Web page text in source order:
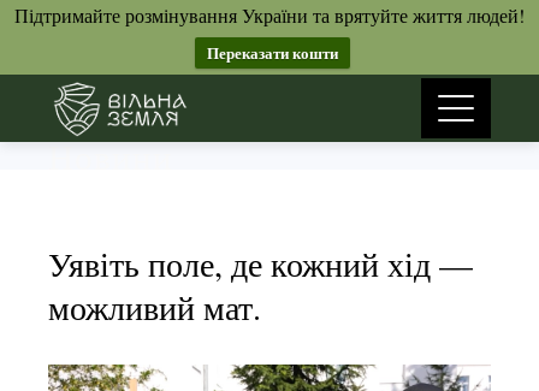
Підтримайте розмінування України та врятуйте життя людей!
Переказати кошти
contentНовини
Уявіть поле, де кожний хід —
можливий мат.